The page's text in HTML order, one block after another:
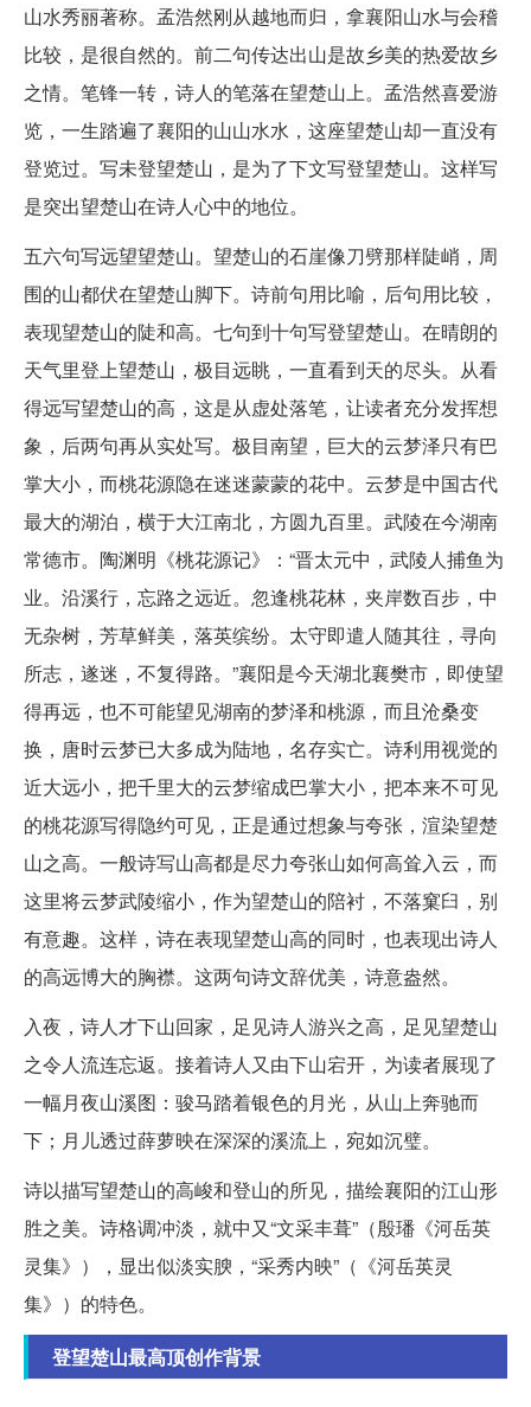
山水秀丽著称。孟浩然刚从越地而归，拿襄阳山水与会稽
比较，是很自然的。前二句传达出山是故乡美的热爱故乡
之情。笔锋一转，诗人的笔落在望楚山上。孟浩然喜爱游
览，一生踏遍了襄阳的山山水水，这座望楚山却一直没有
登览过。写未登望楚山，是为了下文写登望楚山。这样写
是突出望楚山在诗人心中的地位。
五六句写远望望楚山。望楚山的石崖像刀劈那样陡峭，周
围的山都伏在望楚山脚下。诗前句用比喻，后句用比较，
表现望楚山的陡和高。七句到十句写登望楚山。在晴朗的
天气里登上望楚山，极目远眺，一直看到天的尽头。从看
得远写望楚山的高，这是从虚处落笔，让读者充分发挥想
象，后两句再从实处写。极目南望，巨大的云梦泽只有巴
掌大小，而桃花源隐在迷迷蒙蒙的花中。云梦是中国古代
最大的湖泊，横于大江南北，方圆九百里。武陵在今湖南
常德市。陶渊明《桃花源记》：“晋太元中，武陵人捕鱼为
业。沿溪行，忘路之远近。忽逢桃花林，夹岸数百步，中
无杂树，芳草鲜美，落英缤纷。太守即遣人随其往，寻向
所志，遂迷，不复得路。”襄阳是今天湖北襄樊市，即使望
得再远，也不可能望见湖南的梦泽和桃源，而且沧桑变
换，唐时云梦已大多成为陆地，名存实亡。诗利用视觉的
近大远小，把千里大的云梦缩成巴掌大小，把本来不可见
的桃花源写得隐约可见，正是通过想象与夸张，渲染望楚
山之高。一般诗写山高都是尽力夸张山如何高耸入云，而
这里将云梦武陵缩小，作为望楚山的陪衬，不落窠臼，别
有意趣。这样，诗在表现望楚山高的同时，也表现出诗人
的高远博大的胸襟。这两句诗文辞优美，诗意盎然。
入夜，诗人才下山回家，足见诗人游兴之高，足见望楚山
之令人流连忘返。接着诗人又由下山宕开，为读者展现了
一幅月夜山溪图：骏马踏着银色的月光，从山上奔驰而
下；月儿透过薛萝映在深深的溪流上，宛如沉璧。
诗以描写望楚山的高峻和登山的所见，描绘襄阳的江山形
胜之美。诗格调冲淡，就中又“文采丰葺”（殷璠《河岳英
灵集》），显出似淡实腴，“采秀内映”（《河岳英灵
集》）的特色。
登望楚山最高顶创作背景